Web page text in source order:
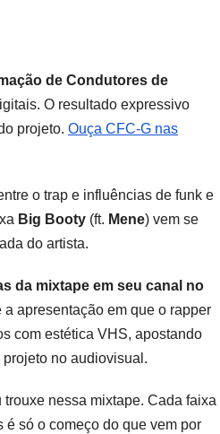
de Condutores de
O resultado expressivo
projeto. Ouça CFC-G nas
o trap e influências de funk e
Big Booty (ft. Mene) vem se
do artista.
da mixtape em seu canal no
apresentação em que o rapper
com estética VHS, apostando
no audiovisual.
nessa mixtape. Cada faixa
só o começo do que vem por